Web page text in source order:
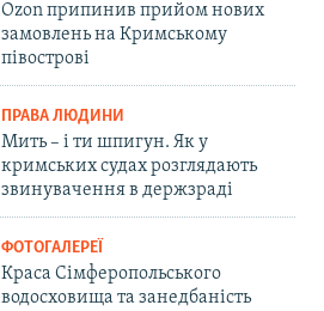
Ozon припинив прийом нових
замовлень на Кримському
півострові
ПРАВА ЛЮДИНИ
Мить – і ти шпигун. Як у
кримських судах розглядають
звинувачення в держзраді
ФОТОГАЛЕРЕЇ
Краса Сімферопольського
водосховища та занедбаність